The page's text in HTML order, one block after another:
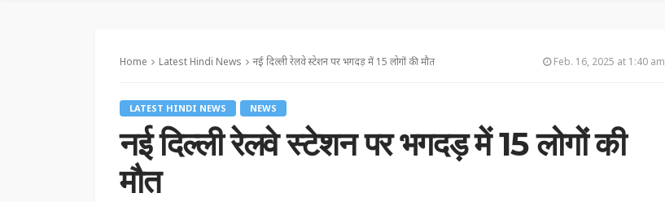
Home Latest Hindi News नई दिल्ली रेलवे स्टेशन पर भगदड़ में 15 लोगों की मौत Feb. 16, 2025 at 1:40 am
LATEST HINDI NEWS NEWS
नई दिल्ली रेलवे स्टेशन पर भगदड़ में 15 लोगों की
मौत